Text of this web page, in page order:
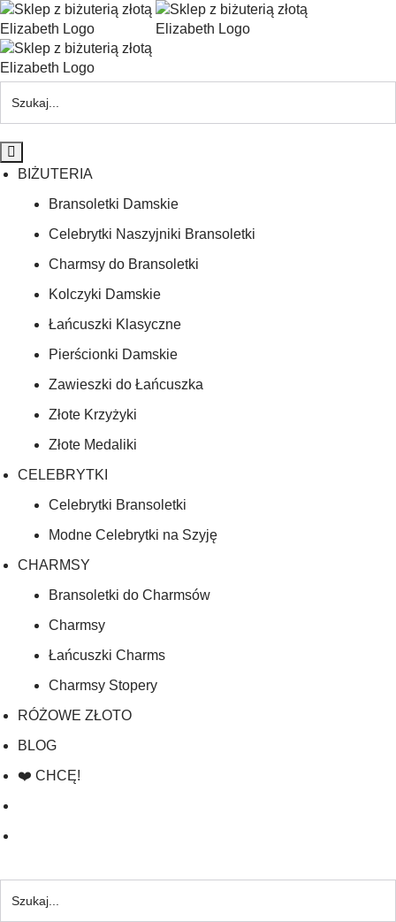
BIŻUTERIA
Bransoletki Damskie
Celebrytki Naszyjniki Bransoletki
Charmsy do Bransoletki
Kolczyki Damskie
Łańcuszki Klasyczne
Pierścionki Damskie
Zawieszki do Łańcuszka
Złote Krzyżyki
Złote Medaliki
CELEBRYTKI
Celebrytki Bransoletki
Modne Celebrytki na Szyję
CHARMSY
Bransoletki do Charmsów
Charmsy
Łańcuszki Charms
Charmsy Stopery
RÓŻOWE ZŁOTO
BLOG
❤️ CHCĘ!